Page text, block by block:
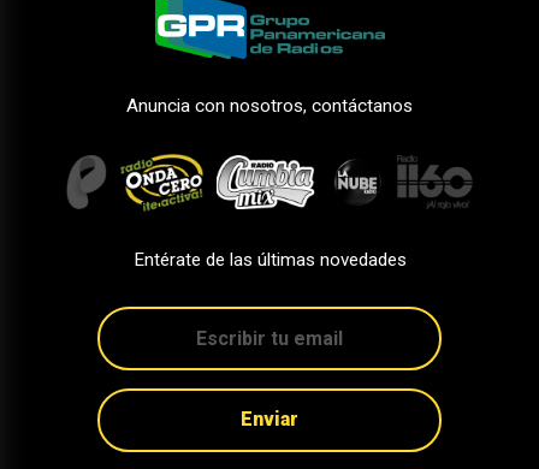
Anuncia con nosotros, contáctanos
Entérate de las últimas novedades
Enviar